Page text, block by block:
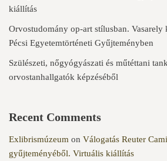
kiállítás
Orvostudomány op-art stílusban. Vasarely
Pécsi Egyetemtörténeti Gyűjteményben
Szülészeti, nőgyógyászati és műtéttani
orvostanhallgatók képzéséből
Recent Comments
Exlibrismúzeum on Válogatás Reuter
gyűjteményéből. Virtuális kiállítás